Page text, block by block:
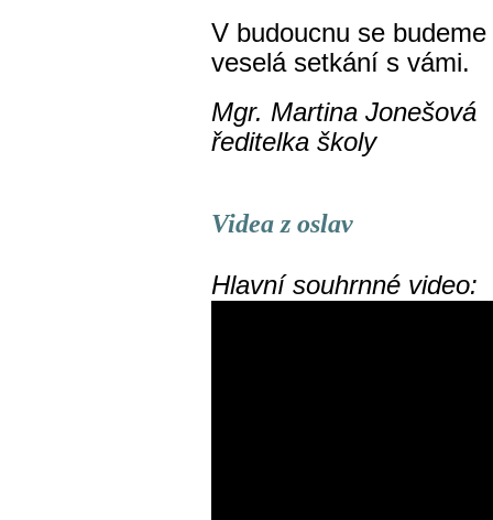
V budoucnu se
veselá setkání s vámi.
Mgr. Martina Jonešová
ředitelka školy
Videa z oslav
Hlavní souhrnné video: